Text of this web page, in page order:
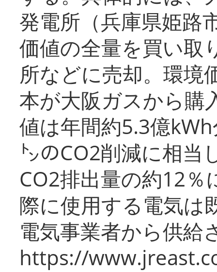
発電所（兵庫県姫路
価値の全量を買い取
所などに売却。環境
本が大阪ガスから購
値は年間約5.3億
㌧のCO2削減に相当
CO2排出量の約12％
際に使用する電気は
電気事業者から供給
https://